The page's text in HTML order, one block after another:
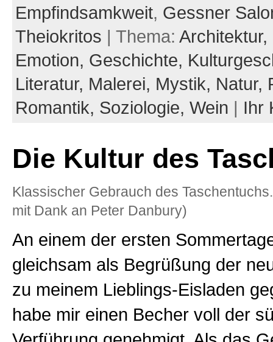
Empfindsamkweit, Gessner
Theiokritos | Thema: Architektur,
Emotion, Geschichte,
Literatur, Malerei, Mystik, Natur,
Romantik, Soziologie, Wein | Ihr
Die Kultur des
Klassischer Gebrauch des
mit Dank an Peter Danbury)
An einem der ersten
gleichsam als Begrüßung der
zu meinem Lieblings-Eisladen
habe mir einen Becher voll der